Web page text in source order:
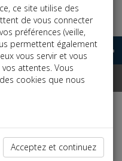
la pérennisation
expérimental
ce site utilise des
de vous connecter
préférences (veille,
permettent également
vous servir et vous
attentes. Vous
cookies que nous
Acceptez et continuez